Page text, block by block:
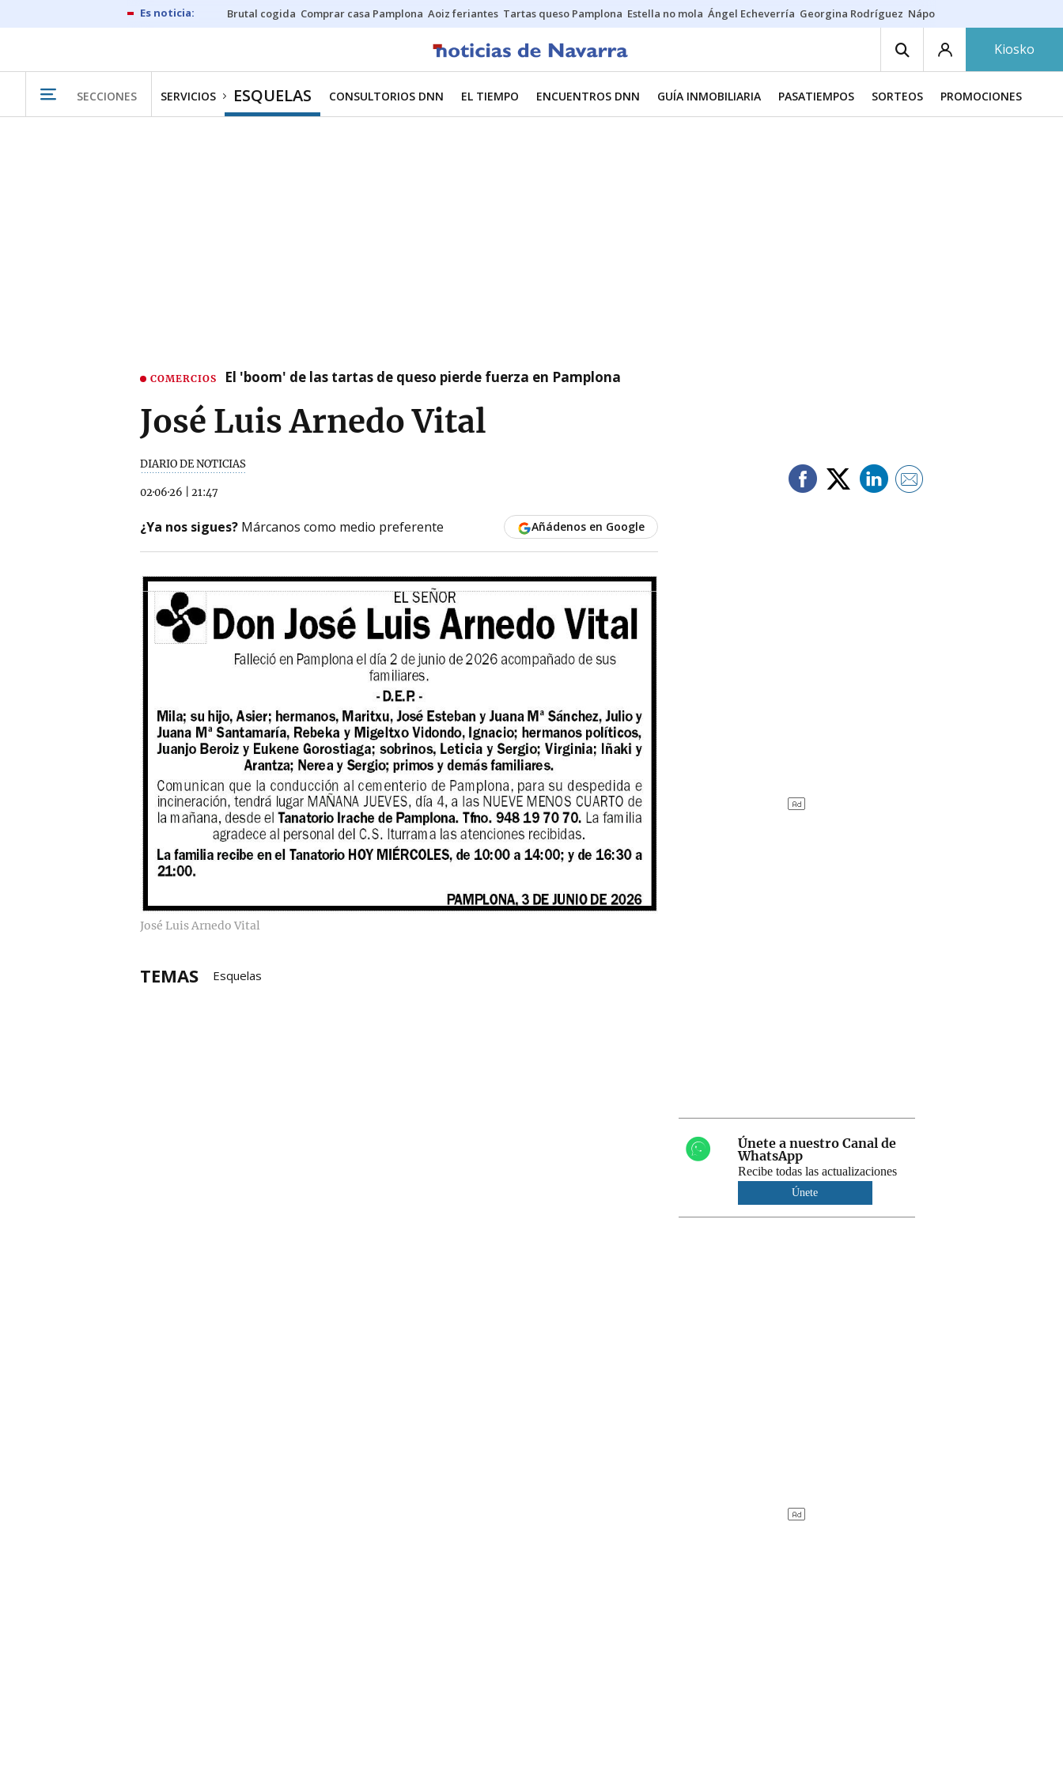
Brutal cogida Comprar casa Pamplona Aoiz feriantes Tartas queso Pamplona Estella no mola Ángel Echeverría Georgina Rodríguez Nápoles - Osasuna
Kiosko
SECCIONES SERVICIOS ESQUELAS CONSULTORIOS DNN EL TIEMPO ENCUENTROS DNN GUÍA INMOBILIARIA PASATIEMPOS SORTEOS PROMOCIONES
COMERCIOS El 'boom' de las tartas de queso pierde fuerza en Pamplona
José Luis Arnedo Vital
DIARIO DE NOTICIAS
02·06·26 21:47
¿Ya nos sigues? Márcanos como medio preferente Añádenos en Google
José Luis Arnedo Vital
TEMAS Esquelas
Únete a nuestro Canal de
WhatsApp
Recibe todas las actualizaciones
Únete